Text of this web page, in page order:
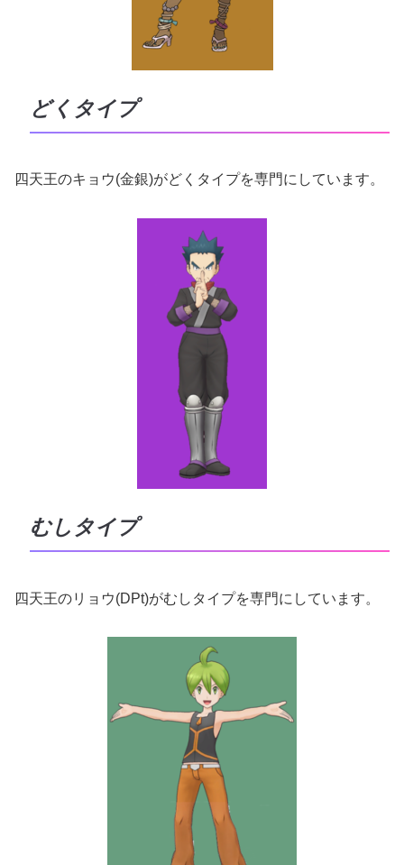
どくタイプ
四天王のキョウ(金銀)がどくタイプを専門にしています。
むしタイプ
四天王のリョウ(DPt)がむしタイプを専門にしています。